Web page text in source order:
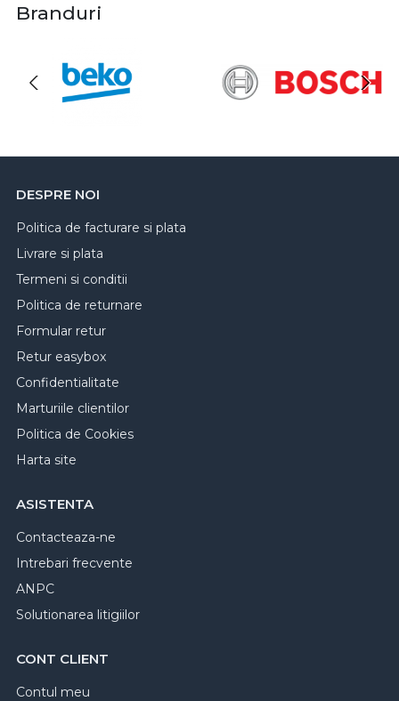
Branduri
DESPRE NOI
Politica de facturare si plata
Livrare si plata
Termeni si conditii
Politica de returnare
Formular retur
Retur easybox
Confidentialitate
Marturiile clientilor
Politica de Cookies
Harta site
ASISTENTA
Contacteaza-ne
Intrebari frecvente
ANPC
Solutionarea litigiilor
CONT CLIENT
Contul meu